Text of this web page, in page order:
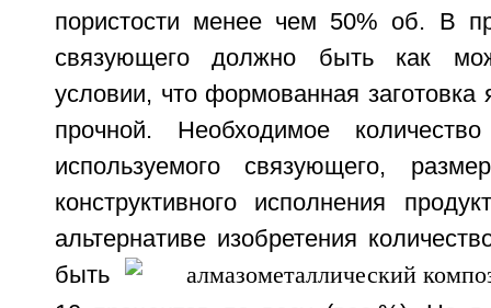
пористости менее чем 50% об. В
связующего должно быть как
условии, что формованная заготовка
прочной. Необходимое
используемого связующего,
конструктивного исполнения
альтернативе изобретения
быть